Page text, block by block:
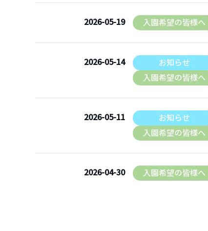
作品紹介
在園児専用
2026-05-19 入園希望の皆様へ
2026-05-14
お知らせ
入園希望の皆様へ
2026-05-11
お知らせ
入園希望の皆様へ
2026-04-30 入園希望の皆様へ